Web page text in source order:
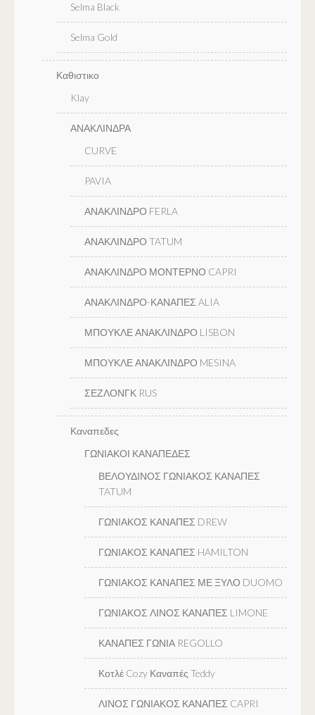
Selma Black
Selma Gold
Καθιστικο
Klay
ΑΝΑΚΛΙΝΔΡΑ
CURVE
PAVIA
ΑΝΑΚΛΙΝΔΡΟ FERLA
ΑΝΑΚΛΙΝΔΡΟ TATUM
ΑΝΑΚΛΙΝΔΡΟ ΜΟΝΤΕΡΝΟ CAPRI
ΑΝΑΚΛΙΝΔΡΟ-ΚΑΝΑΠΕΣ ALIA
ΜΠΟΥΚΛΕ ΑΝΑΚΛΙΝΔΡΟ LISBON
ΜΠΟΥΚΛΕ ΑΝΑΚΛΙΝΔΡΟ MESINA
ΣΕΖΛΟΝΓΚ RUS
Καναπεδες
ΓΩΝΙΑΚΟΙ ΚΑΝΑΠΕΔΕΣ
ΒΕΛΟΥΔΙΝΟΣ ΓΩΝΙΑΚΟΣ ΚΑΝΑΠΕΣ
TATUM
ΓΩΝΙΑΚΟΣ ΚΑΝΑΠΕΣ DREW
ΓΩΝΙΑΚΟΣ ΚΑΝΑΠΕΣ HAMILTON
ΓΩΝΙΑΚΟΣ ΚΑΝΑΠΕΣ ΜΕ ΞΥΛΟ DUOMO
ΓΩΝΙΑΚΟΣ ΛΙΝΟΣ ΚΑΝΑΠΕΣ LIMONE
ΚΑΝΑΠΕΣ ΓΩΝΙΑ REGOLLO
Κοτλέ Cozy Καναπές Teddy
ΛΙΝΟΣ ΓΩΝΙΑΚΟΣ ΚΑΝΑΠΕΣ CAPRI